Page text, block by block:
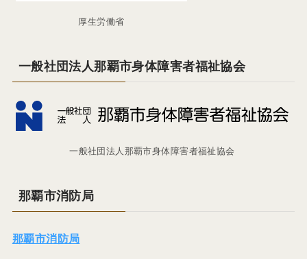
厚生労働省
一般社団法人那覇市身体障害者福祉協会
一般社団法人那覇市身体障害者福祉協会
那覇市消防局
那覇市消防局